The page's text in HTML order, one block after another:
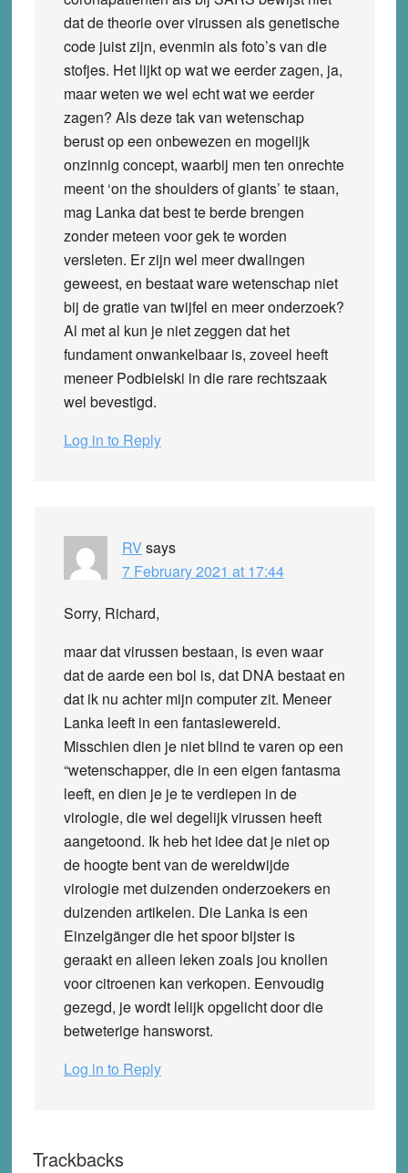
dat de theorie over virussen als genetische
code juist zijn, evenmin als foto’s van die
stofjes. Het lijkt op wat we eerder zagen, ja,
maar weten we wel echt wat we eerder
zagen? Als deze tak van wetenschap
berust op een onbewezen en mogelijk
onzinnig concept, waarbij men ten onrechte
meent ‘on the shoulders of giants’ te staan,
mag Lanka dat best te berde brengen
zonder meteen voor gek te worden
versleten. Er zijn wel meer dwalingen
geweest, en bestaat ware wetenschap niet
bij de gratie van twijfel en meer onderzoek?
Al met al kun je niet zeggen dat het
fundament onwankelbaar is, zoveel heeft
meneer Podbielski in die rare rechtszaak
wel bevestigd.
Log in to Reply
RV says
7 February 2021 at 17:44
Sorry, Richard,
maar dat virussen bestaan, is even waar
dat de aarde een bol is, dat DNA bestaat en
dat ik nu achter mijn computer zit. Meneer
Lanka leeft in een fantasiewereld.
Misschien dien je niet blind te varen op een
“wetenschapper, die in een eigen fantasma
leeft, en dien je je te verdiepen in de
virologie, die wel degelijk virussen heeft
aangetoond. Ik heb het idee dat je niet op
de hoogte bent van de wereldwijde
virologie met duizenden onderzoekers en
duizenden artikelen. Die Lanka is een
Einzelgänger die het spoor bijster is
geraakt en alleen leken zoals jou knollen
voor citroenen kan verkopen. Eenvoudig
gezegd, je wordt lelijk opgelicht door die
betweterige hansworst.
Log in to Reply
Trackbacks